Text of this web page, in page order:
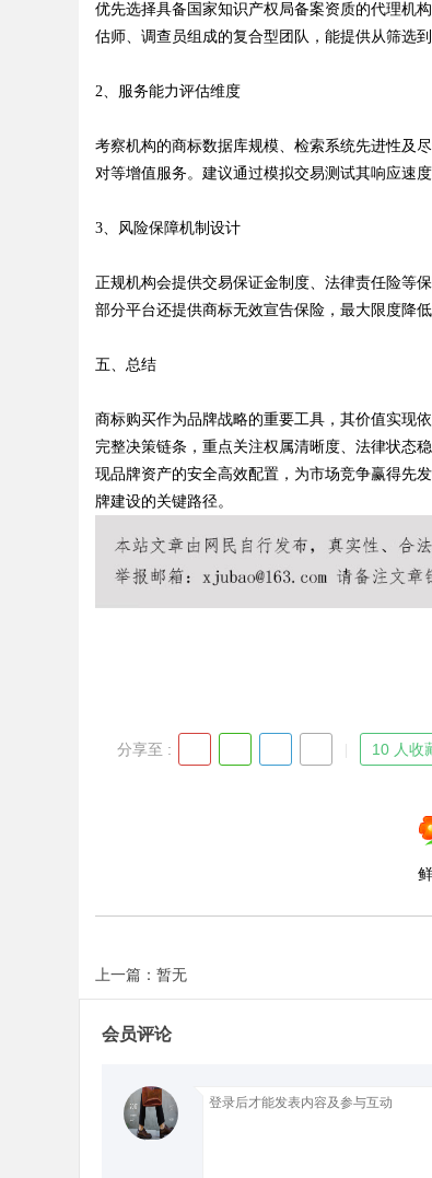
优先选择具备国家知识产权局备案资质的代理机
估师、调查员组成的复合型团队，能提供从筛选到
2、服务能力评估维度
考察机构的商标数据库规模、检索系统先进性及
对等增值服务。建议通过模拟交易测试其响应速度
3、风险保障机制设计
正规机构会提供交易保证金制度、法律责任险等
部分平台还提供商标无效宣告保险，最大限度降低
五、总结
商标购买作为品牌战略的重要工具，其价值实现
完整决策链条，重点关注权属清晰度、法律状态
现品牌资产的安全高效配置，为市场竞争赢得先
牌建设的关键路径。
分享至 : 10 人收
上一篇：暂无
会员评论